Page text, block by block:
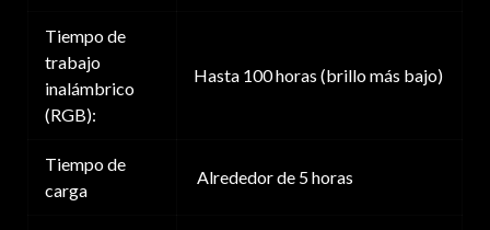
Tiempo de
trabajo
inalámbrico
(RGB):
Hasta 100 horas (brillo más bajo)
Tiempo de
carga
Alrededor de 5 horas